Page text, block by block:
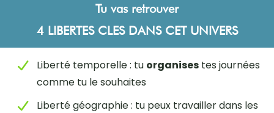
Tu vas retrouver
4 LIBERTES CLES DANS CET UNIVERS
Liberté temporelle : tu organises tes journées
comme tu le souhaites
Liberté géographie : tu peux travailler dans les